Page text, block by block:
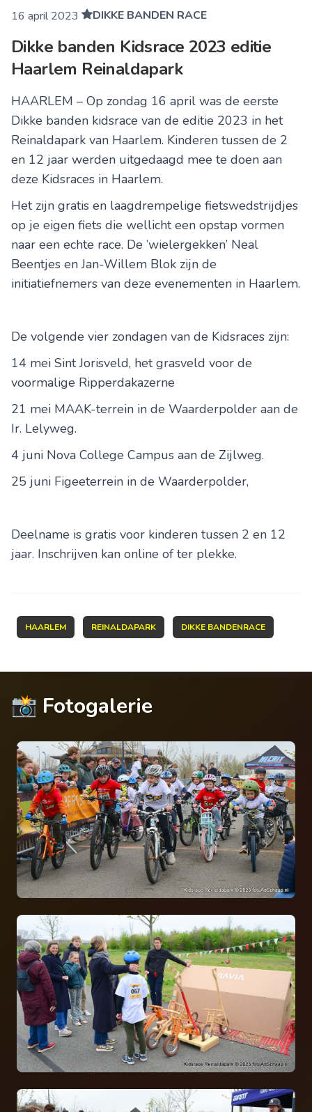
16 april 2023 DIKKE BANDEN RACE
Dikke banden Kidsrace 2023 editie
Haarlem Reinaldapark
HAARLEM – Op zondag 16 april was de eerste
Dikke banden kidsrace van de editie 2023 in het
Reinaldapark van Haarlem. Kinderen tussen de 2
en 12 jaar werden uitgedaagd mee te doen aan
deze Kidsraces in Haarlem.
Het zijn gratis en laagdrempelige fietswedstrijdjes
op je eigen fiets die wellicht een opstap vormen
naar een echte race. De ’wielergekken’ Neal
Beentjes en Jan-Willem Blok zijn de
initiatiefnemers van deze evenementen in Haarlem.
De volgende vier zondagen van de Kidsraces zijn:
14 mei Sint Jorisveld, het grasveld voor de
voormalige Ripperdakazerne
21 mei MAAK-terrein in de Waarderpolder aan de
Ir. Lelyweg.
4 juni Nova College Campus aan de Zijlweg.
25 juni Figeeterrein in de Waarderpolder,
Deelname is gratis voor kinderen tussen 2 en 12
jaar. Inschrijven kan online of ter plekke.
HAARLEM REINALDAPARK DIKKE BANDENRACE
📸 Fotogalerie